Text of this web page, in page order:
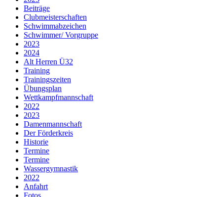
Beiträge
Clubmeisterschaften
Schwimmabzeichen
Schwimmer/ Vorgruppe
2023
2024
Alt Herren Ü32
Training
Trainingszeiten
Übungsplan
Wettkampfmannschaft
2022
2023
Damenmannschaft
Der Förderkreis
Historie
Termine
Termine
Wassergymnastik
2022
Anfahrt